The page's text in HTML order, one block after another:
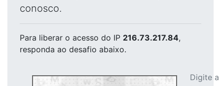
conosco.
Para liberar o acesso do IP 216.73.217.84,
responda ao desafio abaixo.
Digite